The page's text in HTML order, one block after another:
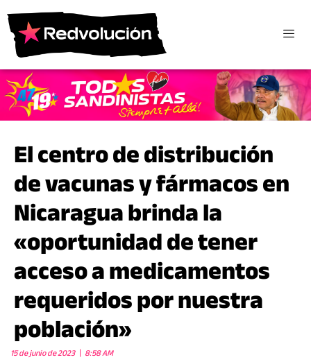
El centro de distribución
de vacunas y fármacos en
Nicaragua brinda la
«oportunidad de tener
acceso a medicamentos
requeridos por nuestra
población»
15 de junio de 2023 8:58 AM